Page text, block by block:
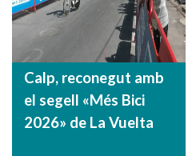
Calp, reconegut amb
el segell «Més Bici
2026» de La Vuelta